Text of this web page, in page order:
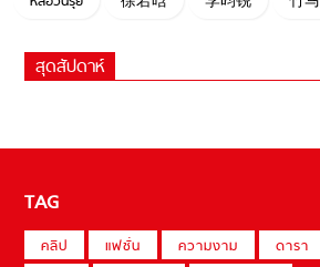
สุดสัปดาห์
TAG
คลิป แฟชั่น ความงาม ดารา